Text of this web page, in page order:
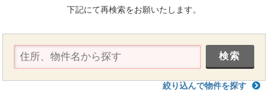
下記にて再検索をお願いたします。
絞り込んで物件を探す